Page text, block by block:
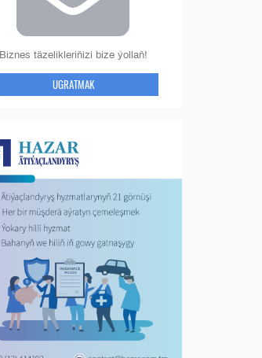
Biznes täzelikleriňizi bize ýollaň!
UGRATMAK